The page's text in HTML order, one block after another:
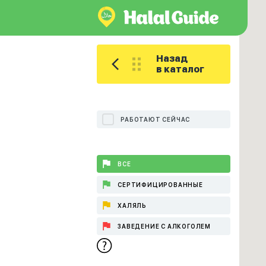
Назад
в каталог
РАБОТАЮТ СЕЙЧАС
ВСЕ
СЕРТИФИЦИРОВАННЫЕ
ХАЛЯЛЬ
ЗАВЕДЕНИЕ С АЛКОГОЛЕМ